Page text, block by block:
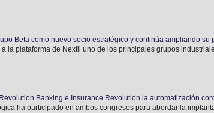
Beta como nuevo socio estratégico y continúa ampliando su
la plataforma de Nextil uno de los principales grupos
Banking e Insurance Revolution la automatización
ha participado en ambos congresos para abordar la